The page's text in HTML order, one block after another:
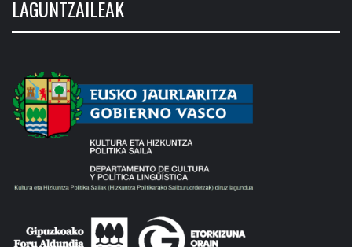
LAGUNTZAILEAK